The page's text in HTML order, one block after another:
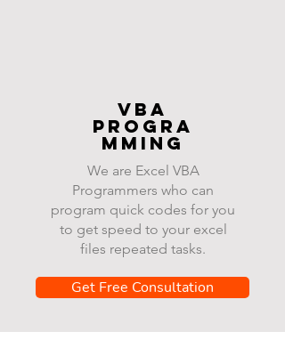
VBA
progra
mming
We are Excel VBA
Programmers who can
program quick codes for you
to get speed to your excel
files repeated tasks.
Get Free Consultation